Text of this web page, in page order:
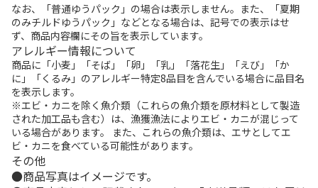
なお、「普通ゆうパック」の場合は表示しません。また、「夏期
のみチルドゆうパック」などとなる場合は、記号での表示はせ
ず、商品内容欄にその旨を表示しています。
アレルギー情報について
商品に「小麦」「そば」「卵」「乳」「落花生」「えび」「か
に」「くるみ」のアレルギー特定8品目を含んでいる場合に品目名
を表示します。
※エビ・カニを除く魚介類（これらの魚介類を原材料として製造
された加工品も含む）は、漁獲漁法によりエビ・カニが混じって
いる場合があります。 また、これらの魚介類は、エサとしてエ
ビ・カニを食べている可能性があります。
その他
商品写真はイメージです。